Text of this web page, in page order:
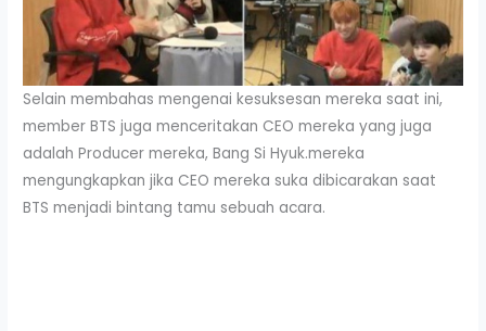
Selain membahas mengenai kesuksesan mereka saat ini,
member BTS juga menceritakan CEO mereka yang juga
adalah Producer mereka, Bang Si Hyuk.mereka
mengungkapkan jika CEO mereka suka dibicarakan saat
BTS menjadi bintang tamu sebuah acara.